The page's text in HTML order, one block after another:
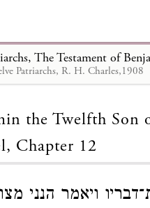
Patriarchs, R. H. Charles,1908
Loading...
the Twelfth Son
Chapter 12
ויאמר הנני